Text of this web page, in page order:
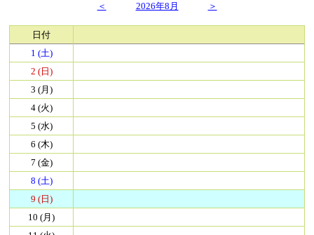
＜ 2026年8月 ＞
日付
1 (土)
2 (日)
3 (月)
4 (火)
5 (水)
6 (木)
7 (金)
8 (土)
9 (日)
10 (月)